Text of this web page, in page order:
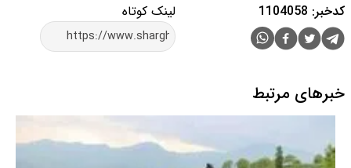
لینک کوتاه کدخبر: 1104058
خبرهای مرتبط